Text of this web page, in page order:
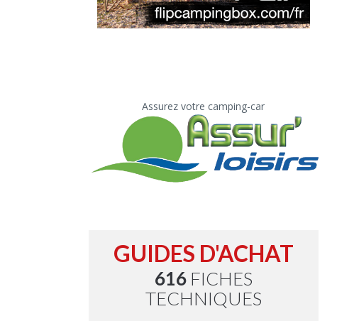
Assurez votre camping-car
GUIDES D'ACHAT
616FICHES
TECHNIQUES